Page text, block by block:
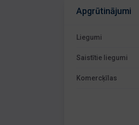
Apgrūtinājumi
Liegumi
Saistītie liegumi
Komercķīlas